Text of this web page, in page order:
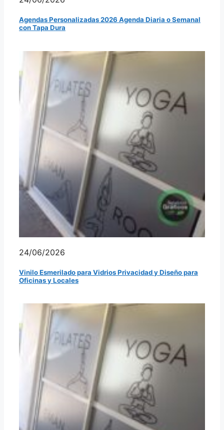
Agendas Personalizadas 2026 Agenda Diaria o Semanal
con Tapa Dura
24/06/2026
Vinilo Esmerilado para Vidrios Privacidad y Diseño para
Oficinas y Locales